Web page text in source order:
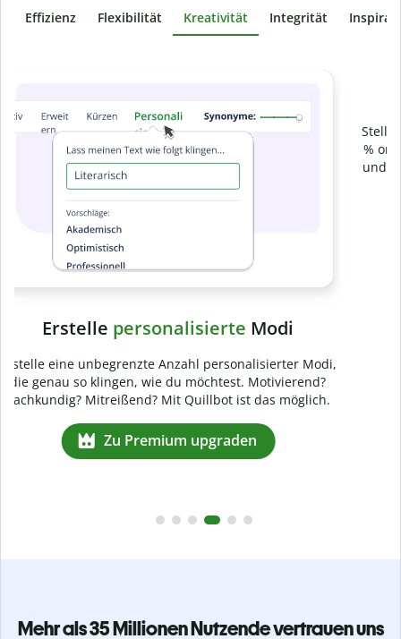
Effizienz Flexibilität Kreativität Integrität
Stelle mit der Plagiatsprüfung sicher, dass dein Text zu 100
% original ist. Analysiere deine Arbeit in Sekundenschnelle
und finde fehlende Quellenangaben in über 100 Sprachen.
Mehr als 35 Millionen Nutzende vertrauen uns